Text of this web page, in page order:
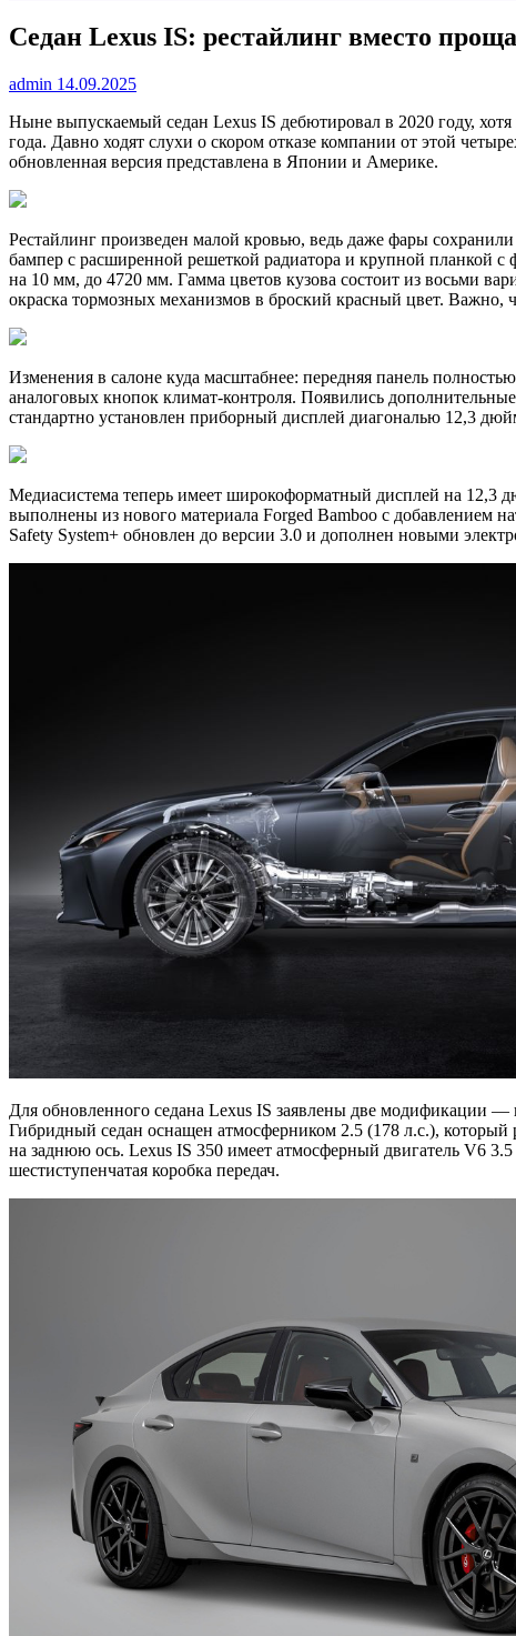
Седан Lexus IS: рестайлинг вместо
admin 14.09.2025
Ныне выпускаемый седан Lexus IS дебютировал в 2020 году,
года. Давно ходят слухи о скором отказе компании от этой
обновленная версия представлена в Японии и Америке.
Рестайлинг произведен малой кровью, ведь даже фары
бампер с расширенной решеткой радиатора и крупной планкой
на 10 мм, до 4720 мм. Гамма цветов кузова состоит из восьми
окраска тормозных механизмов в броский красный цвет. Важно,
Изменения в салоне куда масштабнее: передняя панель
аналоговых кнопок климат-контроля. Появились
стандартно установлен приборный дисплей диагональю 12,3
Медиасистема теперь имеет широкоформатный дисплей на 12,3
выполнены из нового материала Forged Bamboo с добавлением
Safety System+ обновлен до версии 3.0 и дополнен новыми
Для обновленного седана Lexus IS заявлены две модификации —
Гибридный седан оснащен атмосферником 2.5 (178 л.с.), который
на заднюю ось. Lexus IS 350 имеет атмосферный двигатель V6
шестиступенчатая коробка передач.